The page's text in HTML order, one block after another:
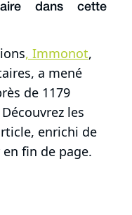
dans cette
, Immonot,
a mené
de 1179
les
enrichi de
fin de page.